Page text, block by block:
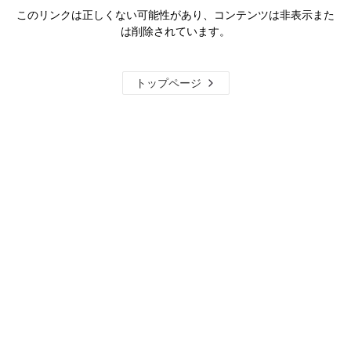
このリンクは正しくない可能性があり、コンテンツは非表示また
は削除されています。
トップページ